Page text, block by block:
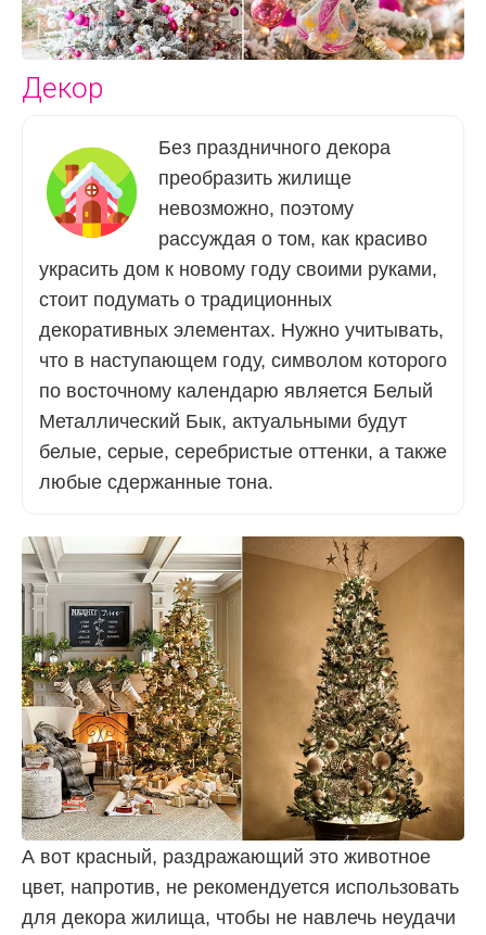
Декор
Без праздничного декора
преобразить жилище
невозможно, поэтому
рассуждая о том, как красиво
украсить дом к новому году своими руками,
стоит подумать о традиционных
декоративных элементах. Нужно учитывать,
что в наступающем году, символом которого
по восточному календарю является Белый
Металлический Бык, актуальными будут
белые, серые, серебристые оттенки, а также
любые сдержанные тона.
А вот красный, раздражающий это животное
цвет, напротив, не рекомендуется использовать
для декора жилища, чтобы не навлечь неудачи